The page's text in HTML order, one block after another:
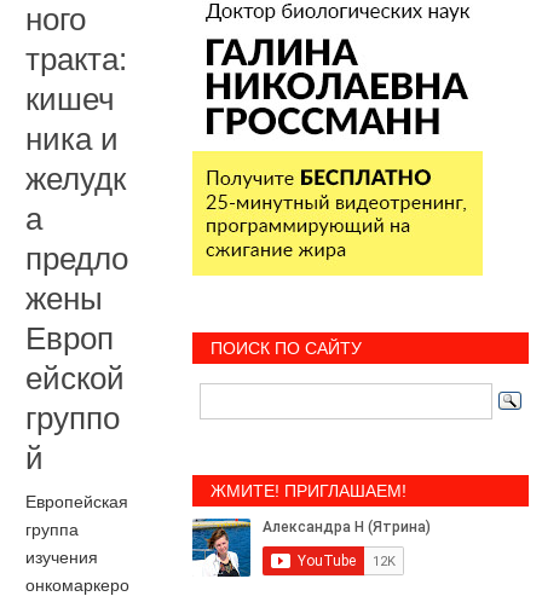
ного
тракта:
кишеч
ника и
желудк
а
предло
жены
Европ
ейской
группо
й
Европейская
группа
изучения
онкомаркеро
ПОИСК ПО САЙТУ
ЖМИТЕ! ПРИГЛАШАЕМ!